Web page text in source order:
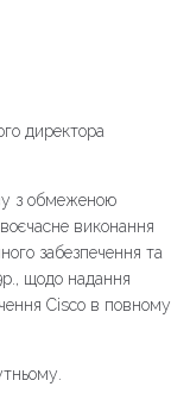
директора
з обмеженою
виконання
забезпечення та
щодо надання
Cisco в повному